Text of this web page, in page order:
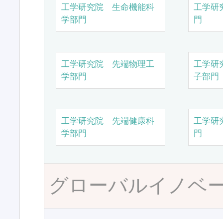
工学研究院 生命機能科
学部門
工学研
門
工学研究院 先端物理工
学部門
工学研
子部門
工学研究院 先端健康科
学部門
工学研
門
グローバルイノベ